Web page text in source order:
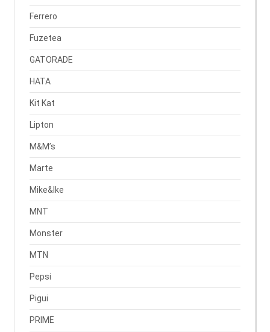
Ferrero
Fuzetea
GATORADE
HATA
Kit Kat
Lipton
M&M’s
Marte
Mike&Ike
MNT
Monster
MTN
Pepsi
Pigui
PRIME